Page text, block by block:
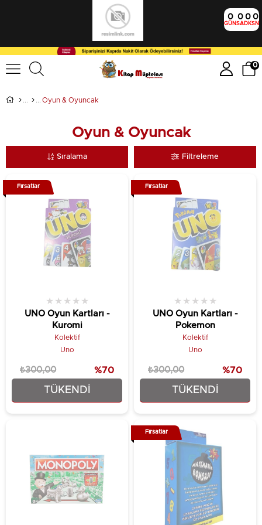
0
GÜN
0
SA
0
DK
0
SN
0
Oyun & Oyuncak
Oyun & Oyuncak
Filtreleme
Sıralama
TÜKENDI
UNO Oyun Kartları -
Kuromi
★ ★ ★ ★ ★
Kolektif
Uno
₺89,90
₺300,00 %70
Fırsatlar
TÜKENDI
UNO Oyun Kartları -
Pokemon
★ ★ ★ ★ ★
Kolektif
Uno
₺89,90
₺300,00 %70
Fırsatlar
Fırsatlar